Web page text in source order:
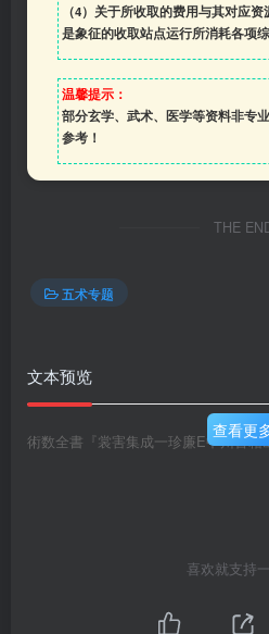
（4） 关于所收取的费用与其对应
是象征的收取站点运行所消耗各项
温馨提示：
部分玄学、武术、医学等资料非专
参考！
THE
五术专题
文本预览
術数全書『裳害集成一珍廉E中州古籍
查看更
喜欢就支持